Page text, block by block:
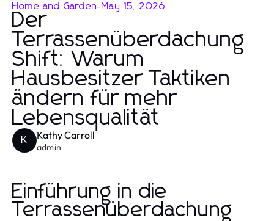
Home and Garden-May 15, 2026
Der
Terrassenüberdachung
Shift: Warum
Hausbesitzer Taktiken
ändern für mehr
Lebensqualität
K Kathy Carroll
admin
Einführung in die
Terrassenüberdachung